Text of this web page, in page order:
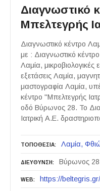
Διαγνωστικό
Μπελτεγρής
Διαγνωστικό κέντρο
με : Διαγνωστικό
Λαμία, μικροβιολογικές
εξετάσεις Λαμία,
μαστογραφία Λαμία,
κέντρο "Μπελτεγρής
οδό Βύρωνος 28. Το
Ιατρική Α.Ε.
ΤΟΠΟΘΕΣΙΑ Λαμία
ΔΙΕΥΘΥΝΣΗ Βύρωνος
WEB https://beltegris.gr/